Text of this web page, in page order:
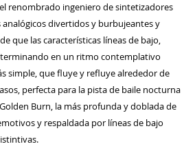
renombrado ingeniero de sintetizadores
divertidos y burbujeantes y
que las características líneas de bajo,
terminando en un ritmo contemplativo
simple, que fluye y refluye alrededor de
perfecta para la pista de baile nocturna
Burn, la más profunda y doblada de
y respaldada por líneas de bajo